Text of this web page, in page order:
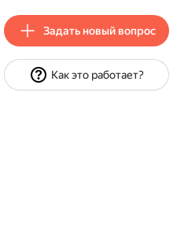
Задать новый вопрос
Как это работает?